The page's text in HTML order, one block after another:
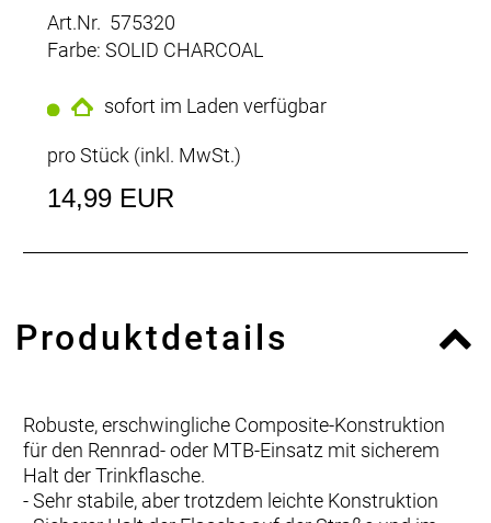
Art.Nr. 575320
Farbe: SOLID CHARCOAL
sofort im Laden verfügbar
pro Stück (inkl. MwSt.)
14,99 EUR
Produktdetails
Robuste, erschwingliche Composite-Konstruktion
für den Rennrad- oder MTB-Einsatz mit sicherem
Halt der Trinkflasche.
- Sehr stabile, aber trotzdem leichte Konstruktion